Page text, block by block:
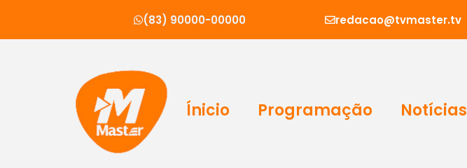
(83) 90000-00000 redacao@tvmaster.tv
Ínicio Programação Notícias